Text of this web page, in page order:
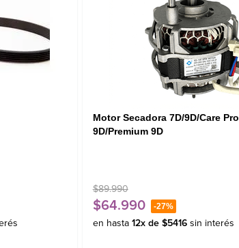
Motor Secadora 7D/9D/Care Pro
9D/Premium 9D
$89.990
$64.990 -27%
en hasta 12x de $5416 sin interés